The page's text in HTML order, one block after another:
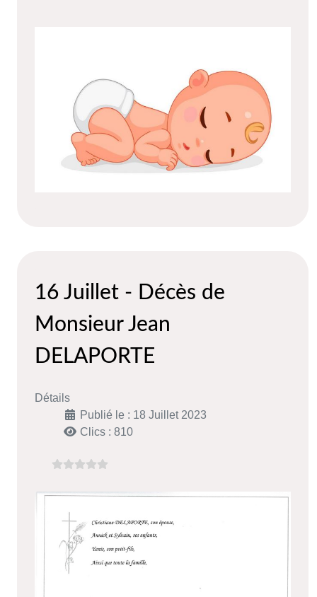
16 Juillet - Décès de
Monsieur Jean
DELAPORTE
Détails
Publié le : 18 Juillet 2023
Clics : 810